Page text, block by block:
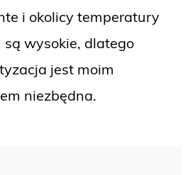
i okolicy temperatury
są wysokie, dlatego
jest moim
niezbędna.